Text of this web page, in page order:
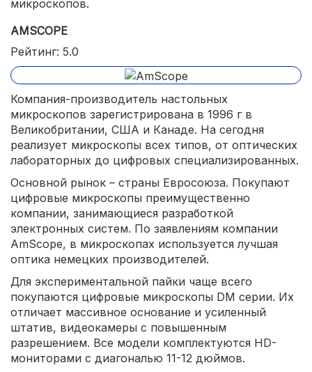
микроскопов.
AMSCOPE
Рейтинг: 5.0
Компания-производитель настольных
микроскопов зарегистрирована в 1996 г в
Великобритании, США и Канаде. На сегодня
реализует микроскопы всех типов, от оптических
лабораторных до цифровых специализированных.
Основной рынок – страны Евросоюза. Покупают
цифровые микроскопы преимущественно
компании, занимающиеся разработкой
электронных систем. По заявлениям компании
AmScope, в микроскопах используется лучшая
оптика немецких производителей.
Для экспериментальной пайки чаще всего
покупаются цифровые микроскопы DM серии. Их
отличает массивное основание и усиленный
штатив, видеокамеры с повышенным
разрешением. Все модели комплектуются HD-
мониторами c диагональю 11-12 дюймов.